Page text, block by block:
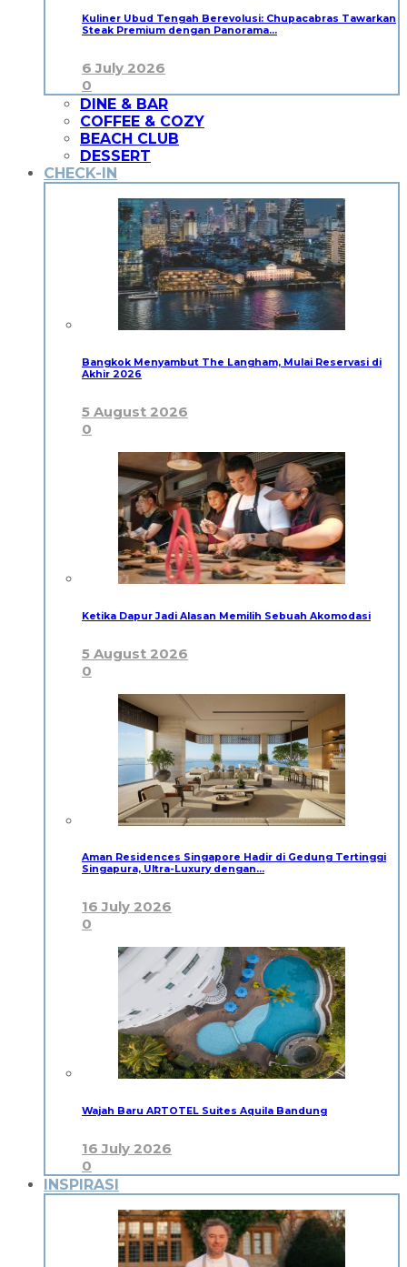
Kuliner Ubud Tengah Berevolusi: Chupacabras Tawarkan
Steak Premium dengan Panorama…
6 July 2026
0
DINE & BAR
COFFEE & COZY
BEACH CLUB
DESSERT
CHECK-IN
Bangkok Menyambut The Langham, Mulai Reservasi di
Akhir 2026
5 August 2026
0
Ketika Dapur Jadi Alasan Memilih Sebuah Akomodasi
5 August 2026
0
Aman Residences Singapore Hadir di Gedung Tertinggi
Singapura, Ultra-Luxury dengan…
16 July 2026
0
Wajah Baru ARTOTEL Suites Aquila Bandung
16 July 2026
0
INSPIRASI